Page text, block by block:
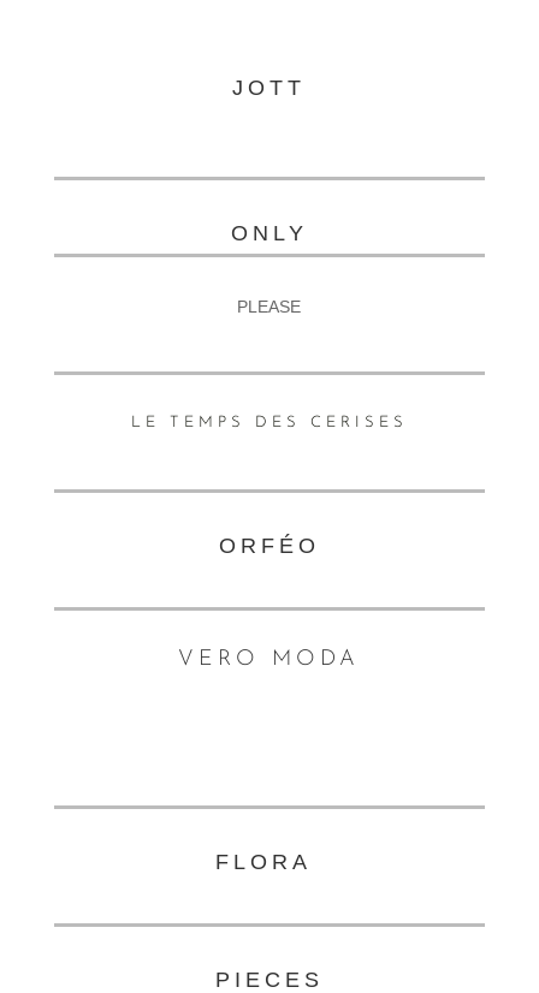
JOTT
ONLY
PLEASE
LE TEMPS DES CERISES
ORFÉO
VERO MODA
FLORA
PIECES